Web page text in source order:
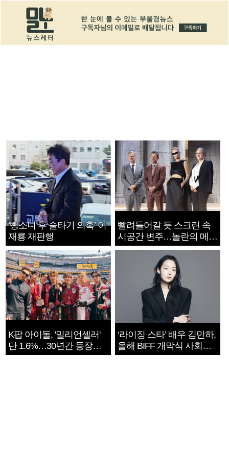
‘뺑소니 후 술타기 의혹’ 이
재룡 재판행
빨려들어갈 듯 스크린 속
시공간 변주…놀란의 메시
지는 ‘전쟁 속죄’
K팝 아이돌, '밀리언셀러'
단 1.6%…30년간 등장
1182개팀 전수조사
‘라이징 스타’ 배우 김민하,
올해 BIFF 개막식 사회자
확정